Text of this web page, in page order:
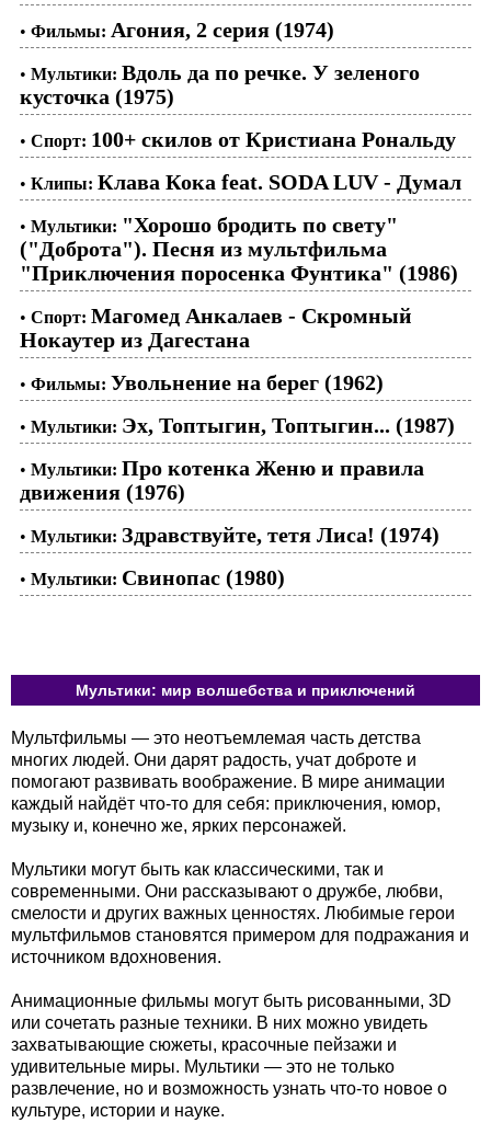
• Фильмы: Агония, 2 серия (1974)
• Мультики: Вдоль да по речке. У зеленого
кусточка (1975)
• Спорт: 100+ скилов от Кристиана Рональду
• Клипы: Клава Кока feat. SODA LUV - Думал
• Мультики: "Хорошо бродить по свету"
("Доброта"). Песня из мультфильма
"Приключения поросенка Фунтика" (1986)
• Спорт: Магомед Анкалаев - Скромный
Нокаутер из Дагестана
• Фильмы: Увольнение на берег (1962)
• Мультики: Эх, Топтыгин, Топтыгин... (1987)
• Мультики: Про котенка Женю и правила
движения (1976)
• Мультики: Здравствуйте, тетя Лиса! (1974)
• Мультики: Свинопас (1980)
Мультики: мир волшебства и приключений
Мультфильмы — это неотъемлемая часть детства
многих людей. Они дарят радость, учат доброте и
помогают развивать воображение. В мире анимации
каждый найдёт что-то для себя: приключения, юмор,
музыку и, конечно же, ярких персонажей.
Мультики могут быть как классическими, так и
современными. Они рассказывают о дружбе, любви,
смелости и других важных ценностях. Любимые герои
мультфильмов становятся примером для подражания и
источником вдохновения.
Анимационные фильмы могут быть рисованными, 3D
или сочетать разные техники. В них можно увидеть
захватывающие сюжеты, красочные пейзажи и
удивительные миры. Мультики — это не только
развлечение, но и возможность узнать что-то новое о
культуре, истории и науке.